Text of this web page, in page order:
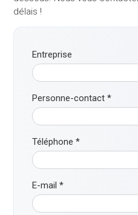
délais !
Entreprise
Personne-contact*
Téléphone*
E-mail*